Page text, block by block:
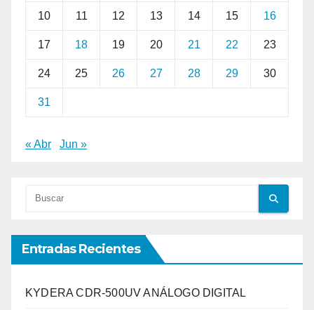
10 11 12 13 14 15 16
17 18 19 20 21 22 23
24 25 26 27 28 29 30
31
« Abr Jun »
Entradas Recientes
KYDERA CDR-500UV ANÁLOGO DIGITAL